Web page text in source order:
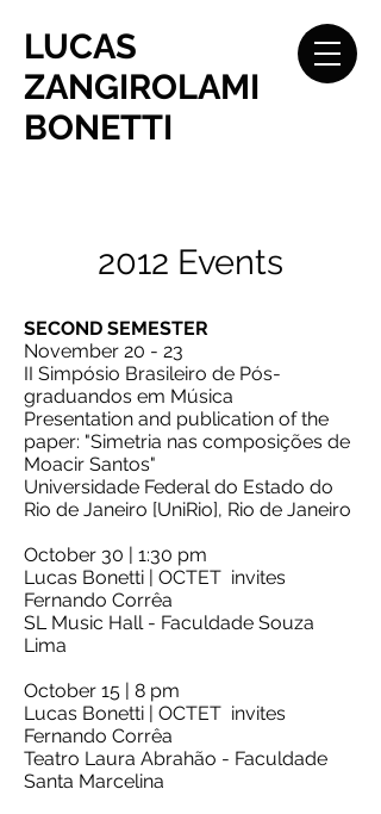
LUCAS
ZANGIROLAMI
BONETTI
2012 Events
SECOND SEMESTER
November 20 - 23
II Simpósio Brasileiro de Pós-
graduandos em Música
Presentation and publication of the
paper: "Simetria nas composições de
Moacir Santos"
Universidade Federal do Estado do
Rio de Janeiro [UniRio], Rio de Janeiro
October 30 | 1:30 pm
Lucas Bonetti | OCTET invites
Fernando Corrêa
SL Music Hall - Faculdade Souza
Lima
October 15 | 8 pm
Lucas Bonetti | OCTET invites
Fernando Corrêa
Teatro Laura Abrahão - Faculdade
Santa Marcelina